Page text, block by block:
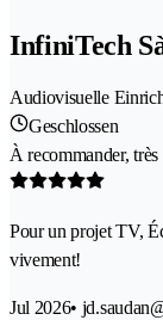
InfiniTech
Audiovisuelle
Geschlossen
À recommander,
Pour un projet TV,
vivement!
Jul 2026•